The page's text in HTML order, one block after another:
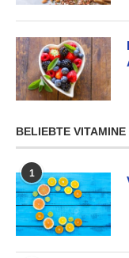
BELIEBTE VITAMINE
1